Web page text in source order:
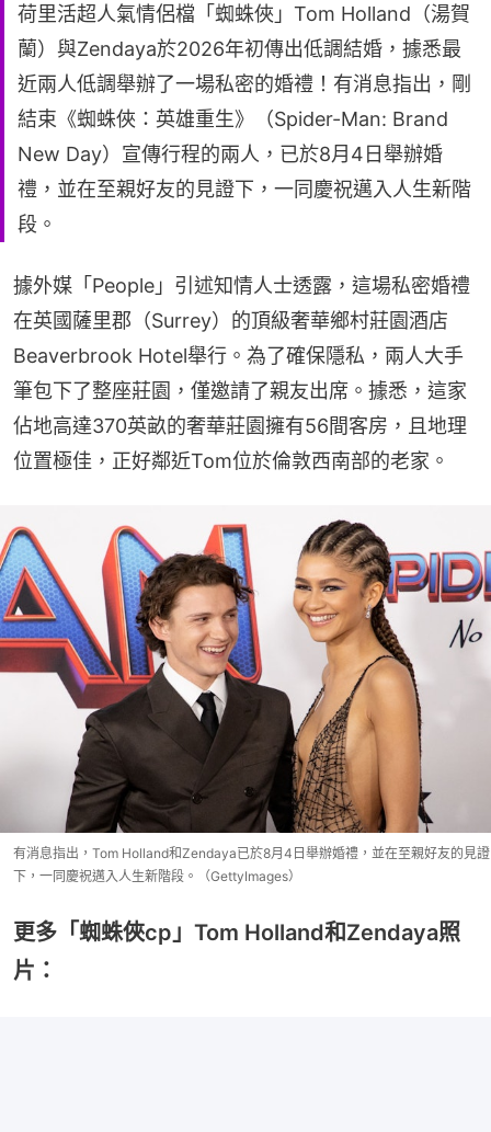
荷里活超人氣情侶檔「蜘蛛俠」Tom Holland（湯賀
蘭）與Zendaya於2026年初傳出低調結婚，據悉最
近兩人低調舉辦了一場私密的婚禮！有消息指出，剛
結束《蜘蛛俠：英雄重生》（Spider-Man: Brand
New Day）宣傳行程的兩人，已於8月4日舉辦婚
禮，並在至親好友的見證下，一同慶祝邁入人生新階
段。
據外媒「People」引述知情人士透露，這場私密婚禮
在英國薩里郡（Surrey）的頂級奢華鄉村莊園酒店
Beaverbrook Hotel舉行。為了確保隱私，兩人大手
筆包下了整座莊園，僅邀請了親友出席。據悉，這家
佔地高達370英畝的奢華莊園擁有56間客房，且地理
位置極佳，正好鄰近Tom位於倫敦西南部的老家。
有消息指出，Tom Holland和Zendaya已於8月4日舉辦婚禮，並在至親好友的見證
下，一同慶祝邁入人生新階段。（GettyImages）
更多「蜘蛛俠cp」Tom Holland和Zendaya照
片：